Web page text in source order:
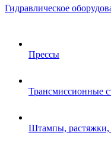
Гидравлическое
Прессы
Трансмиссионные
Штампы, растяжки,